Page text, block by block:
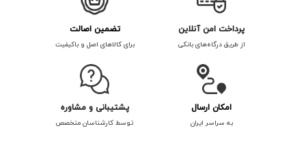
پرداخت امن آنلاین
از طریق درگاه‌های بانکی
تضمین اصالت
برای کالاهای اصل و باکیفیت
امکان ارسال
به سراسر ایران
پشتیبانی و مشاوره
توسط کارشناسان متخصص